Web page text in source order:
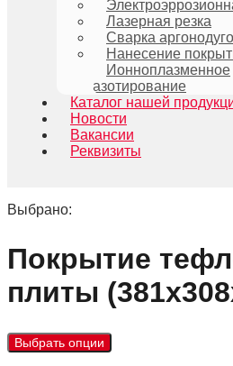
Лазерная резка
Сварка
Нанесение
Ионноплазменное
азотирование
Каталог нашей
Новости
Вакансии
Реквизиты
Выбрано:
Покрытие
плиты
Выбрать опции